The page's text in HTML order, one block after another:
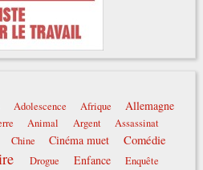
Adolescence Afrique Allemagne
Animal Argent
Assassinat
Chine Cinéma muet Comédie
Drogue Enfance
Enquête